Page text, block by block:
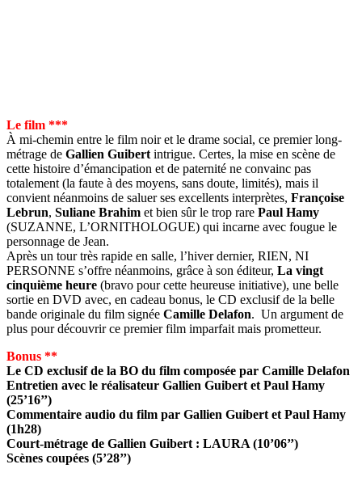
Le film ***
À mi-chemin entre le film noir et le drame social, ce premier long-
métrage de Gallien Guibert intrigue. Certes, la mise en scène de
cette histoire d’émancipation et de paternité ne convainc pas
totalement (la faute à des moyens, sans doute, limités), mais il
convient néanmoins de saluer ses excellents interprètes, Françoise
Lebrun, Suliane Brahim et bien sûr le trop rare Paul Hamy
(SUZANNE, L’ORNITHOLOGUE) qui incarne avec fougue le
personnage de Jean.
Après un tour très rapide en salle, l’hiver dernier, RIEN, NI
PERSONNE s’offre néanmoins, grâce à son éditeur, La vingt
cinquième heure (bravo pour cette heureuse initiative), une belle
sortie en DVD avec, en cadeau bonus, le CD exclusif de la belle
bande originale du film signée Camille Delafon. Un argument de
plus pour découvrir ce premier film imparfait mais prometteur.
Bonus **
Le CD exclusif de la BO du film composée par Camille Delafon
Entretien avec le réalisateur Gallien Guibert et Paul Hamy
(25’16’’)
Commentaire audio du film par Gallien Guibert et Paul Hamy
(1h28)
Court-métrage de Gallien Guibert : LAURA (10’06’’)
Scènes coupées (5’28’’)